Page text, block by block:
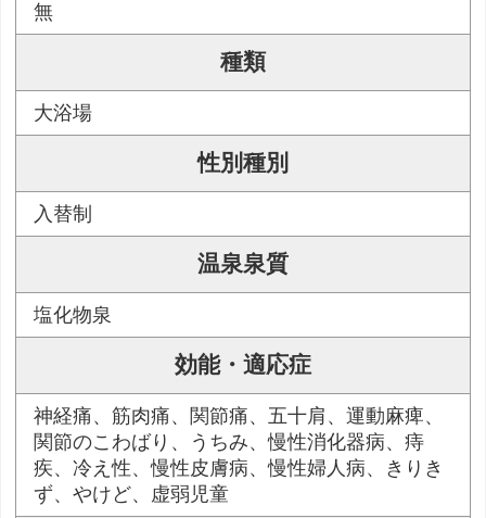
無
種類
大浴場
性別種別
入替制
温泉泉質
塩化物泉
効能・適応症
神経痛、筋肉痛、関節痛、五十肩、運動麻痺、
関節のこわばり、うちみ、慢性消化器病、痔
疾、冷え性、慢性皮膚病、慢性婦人病、きりき
ず、やけど、虚弱児童